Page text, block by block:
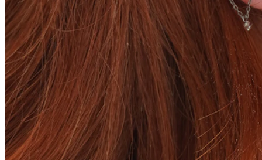
Alargadores